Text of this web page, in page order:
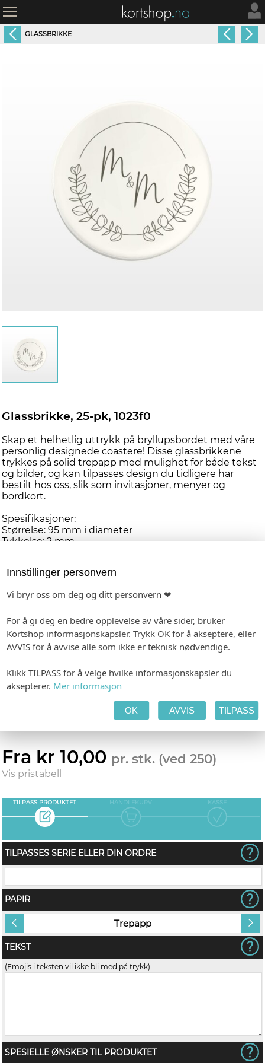
GLASSBRIKKE
Glassbrikke, 25-pk, 1023f0
Skap et helhetlig uttrykk på bryllupsbordet med våre
personlig designede coastere! Disse glassbrikkene
trykkes på solid trepapp med mulighet for både tekst
og bilder, og kan tilpasses design du tidligere har
bestilt hos oss, slik som invitasjoner, menyer og
bordkort.
Spesifikasjoner:
Størrelse: 95 mm i diameter
Tykkelse: 2 mm
Dersom designet har heldekkende foto eller farge, vil
ettersom materialet allerede er mettet.
Personlig tilpasning
automatisk forhåndsvisning. Mail med link til din forhåndsvisning
sendes i løpet av 2-3 virkedager etter fullført ordre
Minimumsbestilling: 25
Forhåndsvisning etter 1-2 dager. Produksjon innen 1 uke etter godkjenning.
Fra kr 10,00 pr. stk. (ved 250)
Vis pristabell
TILPASS PRODUKTET HANDLEKURV KASSE
TILPASSES SERIE ELLER DIN ORDRE
PAPIR
Trepapp
TEKST
(Emojis i teksten vil ikke bli med på trykk)
SPESIELLE ØNSKER TIL PRODUKTET
Innstillinger personvern
Vi bryr oss om deg og ditt personvern ❤
For å gi deg en bedre opplevelse av våre sider, bruker
Kortshop informasjonskapsler. Trykk OK for å akseptere, eller
AVVIS for å avvise alle som ikke er teknisk nødvendige.
Klikk TILPASS for å velge hvilke informasjonskapsler du
aksepterer. Mer informasjon
OK AVVIS TILPASS